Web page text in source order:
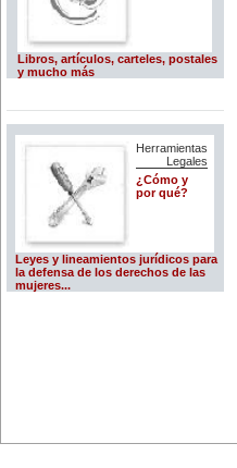
Libros, artículos, carteles, postales
y mucho más
Herramientas
Legales
¿Cómo y
por qué?
Leyes y lineamientos jurídicos para
la defensa de los derechos de las
mujeres...